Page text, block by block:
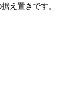
え置きです。